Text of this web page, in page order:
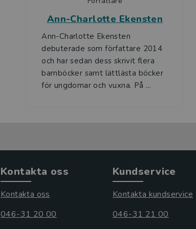
Ann-Charlotte Ekensten
Ann-Charlotte Ekensten
debuterade som författare 2014
och har sedan dess skrivit flera
barnböcker samt lättlästa böcker
för ungdomar och vuxna. På ...
Kontakta oss
Kontakta oss
046-31 20 00
Kundservice
Kontakta kundservice
046-31 21 00